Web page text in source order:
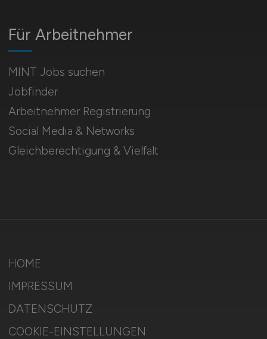
Für Arbeitnehmer
MINT Jobs suchen
Jobfinder
Arbeitnehmer Registrierung
Social Media & Networks
Gleichberechtigung & Vielfalt
HOME
IMPRESSUM
DATENSCHUTZ
COOKIE-EINSTELLUNGEN